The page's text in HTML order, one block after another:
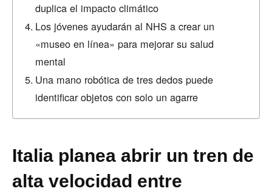
duplica el impacto climático
Los jóvenes ayudarán al NHS a crear un
«museo en línea» para mejorar su salud
mental
Una mano robótica de tres dedos puede
identificar objetos con solo un agarre
Italia planea abrir un tren de
alta velocidad entre